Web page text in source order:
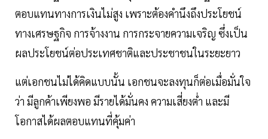
ตอบแทนทางการเงินไม่สูง เพราะต้องคำนึงถึงประโยชน์
ทางเศรษฐกิจ การจ้างงาน การกระจายความเจริญ ซึ่งเป็น
ผลประโยชน์ต่อประเทศชาติและประชาชนในระยะยาว
แต่เอกชนไม่ได้คิดแบบนั้น เอกชนจะลงทุนก็ต่อเมื่อมั่นใจ
ว่า มีลูกค้าเพียงพอ มีรายได้มั่นคง ความเสี่ยงต่ำ และมี
โอกาสได้ผลตอบแทนที่คุ้มค่า